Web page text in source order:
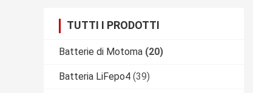
TUTTI I PRODOTTI
Batterie di Motoma (20)
Batteria LiFepo4 (39)